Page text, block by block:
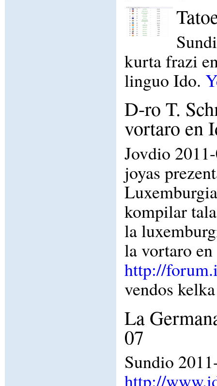
kurta frazi
linguo Ido.
D-ro T.
vortaro en
Jovdio
joyas
kompilar
la
la vortaro
http://
vendos
La
07
Sundio
http://